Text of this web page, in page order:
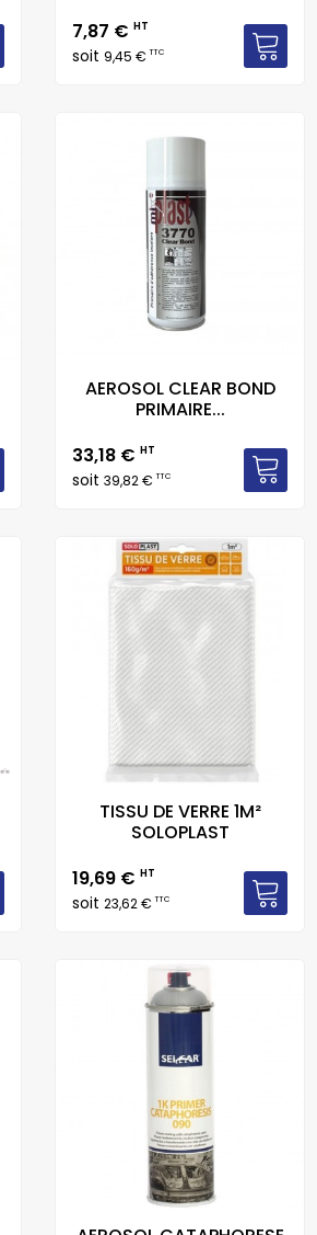
Prix
7,87 €HT
soit 9,45 €TTC
AEROSOL CLEAR BOND
PRIMAIRE...
Prix
33,18 €HT
soit39,82 €TTC
TISSU DE VERRE 1M²
SOLOPLAST
Prix
19,69 €HT
soit23,62 €TTC